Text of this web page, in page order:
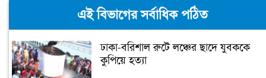
এই বিভাগের সর্বাধিক পঠিত
ঢাকা-বরিশাল রুটে লঞ্চের ছাদে যুবককে
কুপিয়ে হত্যা